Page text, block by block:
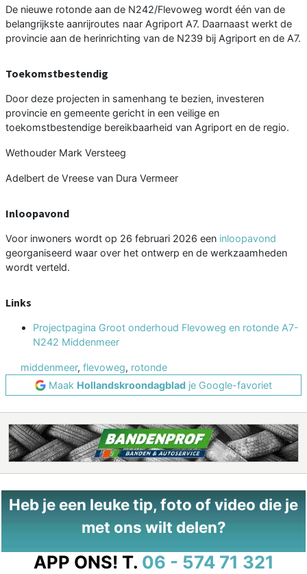
De nieuwe rotonde aan de N242/Flevoweg wordt één van de
belangrijkste aanrijroutes naar Agriport A7. Daarnaast werkt de
provincie aan de herinrichting van de N239 bij Agriport en de A7.
Toekomstbestendig
Door deze projecten in samenhang te bezien, investeren
provincie en gemeente gericht in een veilige en
toekomstbestendige bereikbaarheid van Agriport en de regio.
Wethouder Mark Versteeg
Adelbert de Vreese van Dura Vermeer
Inloopavond
Voor inwoners wordt op 26 februari 2026 een inloopavond
georganiseerd waar over het ontwerp en de werkzaamheden
wordt verteld.
Links
Projectpagina Groot onderhoud Flevoweg en rotonde A7-
N242 Middenmeer
middenmeer, flevoweg, rotonde
Maak Hollandskroondagblad je Google-favoriet
Heb je een leuke tip, foto of video die je
met ons wilt delen?
APP ONS! T. 06 - 574 71 321